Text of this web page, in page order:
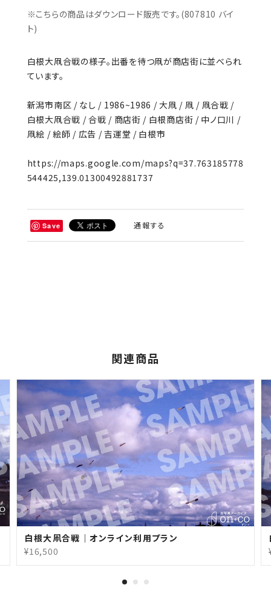
※こちらの商品はダウンロード販売です。(807810 バイ
ト)
白根大凧合戦の様子。出番を待つ凧が商店街に並べられ
ています。
新潟市南区 / なし / 1986~1986 / 大凧 / 凧 / 凧合戦 /
白根大凧合戦 / 合戦 / 商店街 / 白根商店街 / 中ノ口川 /
凧絵 / 絵師 / 広告 / 吉運堂 / 白根市
https://maps.google.com/maps?q=37.763185778
544425,139.01300492881737
Save 通報する
関連商品
白根大凧合戦｜オンライン利用プラン
¥16,500